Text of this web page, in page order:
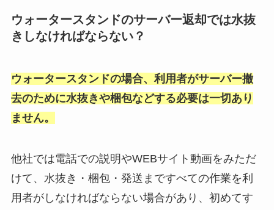
ウォータースタンドのサーバー返却では水抜
きしなければならない？
ウォータースタンドの場合、利用者がサーバー撤
去のために水抜きや梱包などする必要は一切あり
ません。
他社では電話での説明やWEBサイト動画をみただ
けて、水抜き・梱包・発送まですべての作業を利
用者がしなければならない場合があり、初めてす